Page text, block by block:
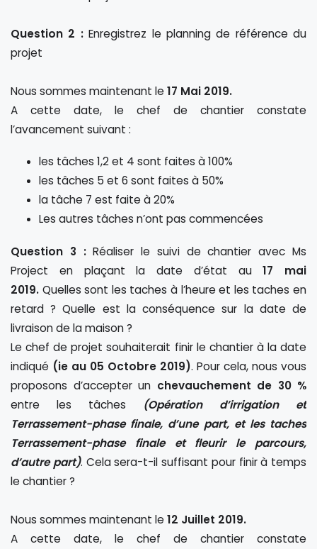
Question 2 :Enregistrez le planning de référence du
projet
Nous sommes maintenant le17 Mai 2019.
A cette date, le chef de chantier constate
l’avancement suivant :
les tâches 1,2 et 4 sont faites à 100%
les tâches 5 et 6 sont faites à 50%
la tâche 7 est faite à 20%
Les autres tâches n’ont pas commencées
Question 3 :Réaliser le suivi de chantier avec Ms
Project en plaçant la date d’état au17 mai
2019. Quelles sont les taches à l’heure et les taches en
retard ? Quelle est la conséquence sur la date de
livraison de la maison ?
Le chef de projet souhaiterait finir le chantier à la date
indiqué (ie au 05 Octobre 2019). Pour cela, nous vous
proposons d’accepter un chevauchement de 30 %
entre les tâches (Opération d’irrigation et
Terrassement-phase finale, d’une part, et les taches
Terrassement-phase finale et fleurir le parcours,
d’autre part). Cela sera-t-il suffisant pour finir à temps
le chantier ?
Nous sommes maintenant le12 Juillet 2019.
A cette date, le chef de chantier constate